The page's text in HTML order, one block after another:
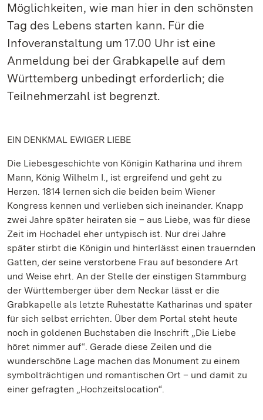
Möglichkeiten, wie man hier in den schönsten
Tag des Lebens starten kann. Für die
Infoveranstaltung um 17.00 Uhr ist eine
Anmeldung bei der Grabkapelle auf dem
Württemberg unbedingt erforderlich; die
Teilnehmerzahl ist begrenzt.
EIN DENKMAL EWIGER LIEBE
Die Liebesgeschichte von Königin Katharina und ihrem
Mann, König Wilhelm I., ist ergreifend und geht zu
Herzen. 1814 lernen sich die beiden beim Wiener
Kongress kennen und verlieben sich ineinander. Knapp
zwei Jahre später heiraten sie – aus Liebe, was für diese
Zeit im Hochadel eher untypisch ist. Nur drei Jahre
später stirbt die Königin und hinterlässt einen trauernden
Gatten, der seine verstorbene Frau auf besondere Art
und Weise ehrt. An der Stelle der einstigen Stammburg
der Württemberger über dem Neckar lässt er die
Grabkapelle als letzte Ruhestätte Katharinas und später
für sich selbst errichten. Über dem Portal steht heute
noch in goldenen Buchstaben die Inschrift „Die Liebe
höret nimmer auf“. Gerade diese Zeilen und die
wunderschöne Lage machen das Monument zu einem
symbolträchtigen und romantischen Ort – und damit zu
einer gefragten „Hochzeitslocation“.